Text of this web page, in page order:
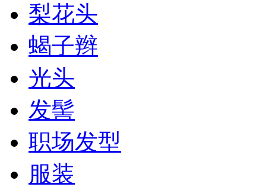
梨花头
蝎子辫
光头
发髻
职场发型
服装